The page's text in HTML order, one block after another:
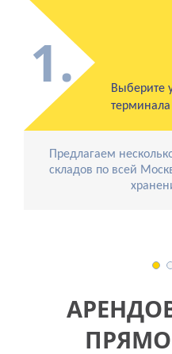
1.
Выберите
терминала
Предлагаем
складов по всей